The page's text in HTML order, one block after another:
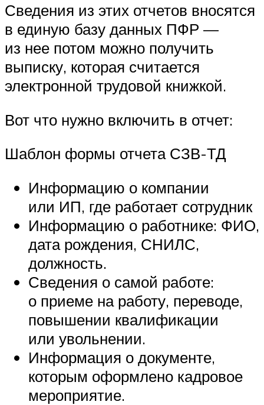
Сведения из этих отчетов вносятся
в единую базу данных ПФР —
из нее потом можно получить
выписку, которая считается
электронной трудовой книжкой.
Вот что нужно включить в отчет:
Шаблон формы отчета СЗВ-ТД
Информацию о компании
или ИП, где работает сотрудник
Информацию о работнике: ФИО,
дата рождения, СНИЛС,
должность.
Сведения о самой работе:
о приеме на работу, переводе,
повышении квалификации
или увольнении.
Информация о документе,
которым оформлено кадровое
мероприятие.